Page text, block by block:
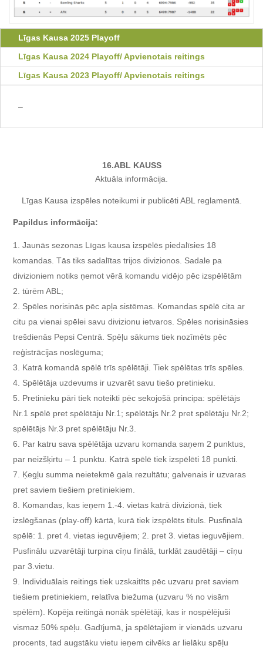
Līgas Kausa 2025 Playoff
Līgas Kausa 2024 Playoff/ Apvienotais reitings
Līgas Kausa 2023 Playoff/ Apvienotais reitings
–
16.ABL KAUSS
Aktuāla informācija.
Līgas Kausa izspēles noteikumi ir publicēti ABL reglamentā.
Papildus informācija:
Jaunās sezonas Līgas kausa izspēlēs piedalīsies 18
komandas. Tās tiks sadalītas trijos divizionos. Sadale pa
divizioniem notiks ņemot vērā komandu vidējo pēc izspēlētām
2. tūrēm ABL;
Spēles norisinās pēc apļa sistēmas. Komandas spēlē cita ar
citu pa vienai spēlei savu divizionu ietvaros. Spēles norisināsies
trešdienās Pepsi Centrā. Spēļu sākums tiek nozīmēts pēc
reģistrācijas noslēguma;
Katrā komandā spēlē trīs spēlētāji. Tiek spēlētas trīs spēles.
Spēlētāja uzdevums ir uzvarēt savu tiešo pretinieku.
Pretinieku pāri tiek noteikti pēc sekojošā principa: spēlētājs
Nr.1 spēlē pret spēlētāju Nr.1; spēlētājs Nr.2 pret spēlētāju Nr.2;
spēlētājs Nr.3 pret spēlētāju Nr.3.
Par katru sava spēlētāja uzvaru komanda saņem 2 punktus,
par neizšķirtu – 1 punktu. Katrā spēlē tiek izspēlēti 18 punkti.
Ķegļu summa neietekmē gala rezultātu; galvenais ir uzvaras
pret saviem tiešiem pretiniekiem.
Komandas, kas ieņem 1.-4. vietas katrā divizionā, tiek
izslēgšanas (play-off) kārtā, kurā tiek izspēlēts tituls. Pusfinālā
spēlē: 1. pret 4. vietas ieguvējiem; 2. pret 3. vietas ieguvējiem.
Pusfinālu uzvarētāji turpina cīņu finālā, turklāt zaudētāji – cīņu
par 3.vietu.
Individuālais reitings tiek uzskaitīts pēc uzvaru pret saviem
tiešiem pretiniekiem, relatīva biežuma (uzvaru % no visām
spēlēm). Kopēja reitingā nonāk spēlētāji, kas ir nospēlējuši
vismaz 50% spēļu. Gadījumā, ja spēlētajiem ir vienāds uzvaru
procents, tad augstāku vietu ieņem cilvēks ar lielāku spēļu